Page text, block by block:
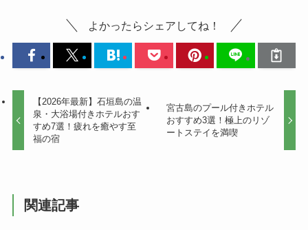
よかったらシェアしてね！
【2026年最新】石垣島の温
泉・大浴場付きホテルおす
すめ7選！疲れを癒やす至
福の宿
宮古島のプール付きホテル
おすすめ3選！極上のリゾ
ートステイを満喫
関連記事